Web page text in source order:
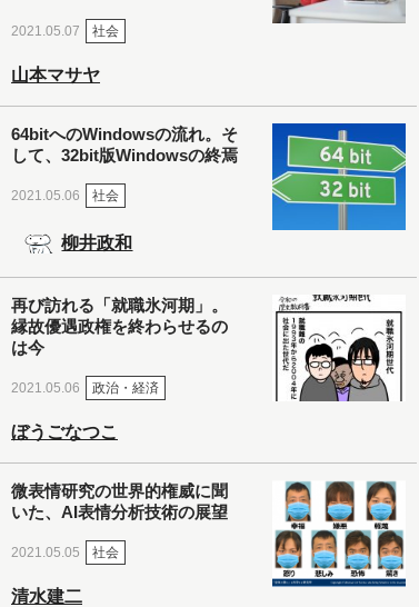
2021.05.07 社会
山本マサヤ
64bitへのWindowsの流れ。そ
して、32bit版Windowsの終焉
2021.05.06 社会
柳井政和
再び訪れる「就職氷河期」。
縁故優遇政権を終わらせるの
は今
2021.05.06 政治・経済
ぼうごなつこ
微表情研究の世界的権威に聞
いた、AI表情分析技術の展望
2021.05.05 社会
清水建二